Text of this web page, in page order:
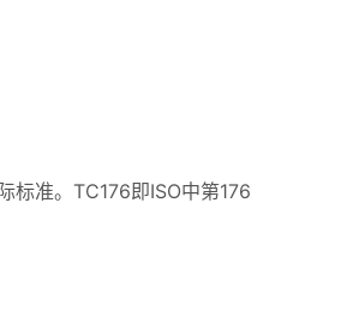
标准。TC176即ISO中第176